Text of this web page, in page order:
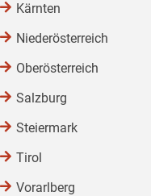
Kärnten
Niederösterreich
Oberösterreich
Salzburg
Steiermark
Tirol
Vorarlberg